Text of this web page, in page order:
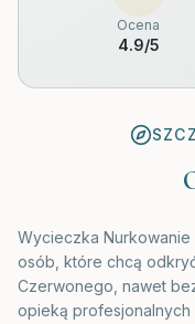
Ocena
4.9/5
Wycieczka
osób, które chcą
Czerwonego, nawet
opieką